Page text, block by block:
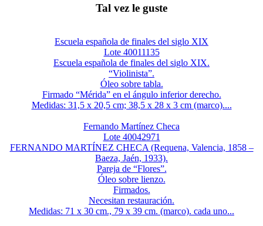
Tal vez le guste
Escuela española de finales del siglo XIX
Lote 40011135
Escuela española de finales del siglo XIX.
“Violinista”.
Óleo sobre tabla.
Firmado “Mérida” en el ángulo inferior derecho.
Medidas: 31,5 x 20,5 cm; 38,5 x 28 x 3 cm (marco)....
Fernando Martínez Checa
Lote 40042971
FERNANDO MARTÍNEZ CHECA (Requena, Valencia, 1858 –
Baeza, Jaén, 1933).
Pareja de “Flores”.
Óleo sobre lienzo.
Firmados.
Necesitan restauración.
Medidas: 71 x 30 cm., 79 x 39 cm. (marco). cada uno...